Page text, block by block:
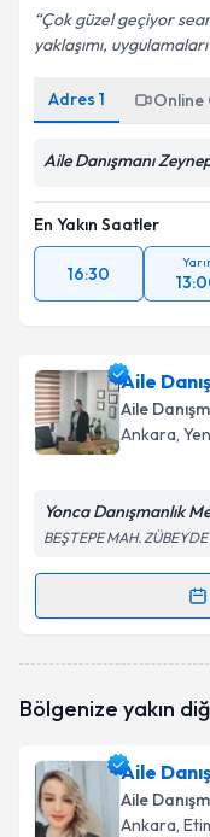
Çok güzel geçiyor
yaklaşımı,
Adres 1 Online
Aile Danışmanı
En Yakın Saatler
16:30
Aile
Aile
Ankara,
Yonca Danışmanlık
BEŞTEPE MAH.
Randevu
takvimi talebi
bilgilendireceğiz.
E-posta
Bölgenize yakın
Aile
Aile
Ankara,